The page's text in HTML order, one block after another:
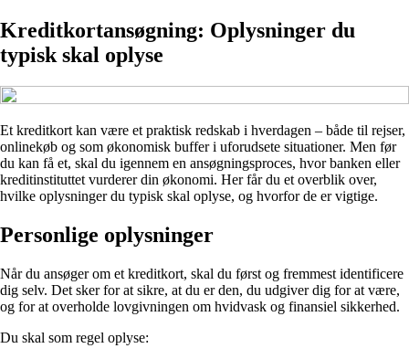
Kreditkortansøgning: Oplysninger du
typisk skal oplyse
Et kreditkort kan være et praktisk redskab i hverdagen – både til rejser,
onlinekøb og som økonomisk buffer i uforudsete situationer. Men før
du kan få et, skal du igennem en ansøgningsproces, hvor banken eller
kreditinstituttet vurderer din økonomi. Her får du et overblik over,
hvilke oplysninger du typisk skal oplyse, og hvorfor de er vigtige.
Personlige oplysninger
Når du ansøger om et kreditkort, skal du først og fremmest identificere
dig selv. Det sker for at sikre, at du er den, du udgiver dig for at være,
og for at overholde lovgivningen om hvidvask og finansiel sikkerhed.
Du skal som regel oplyse: